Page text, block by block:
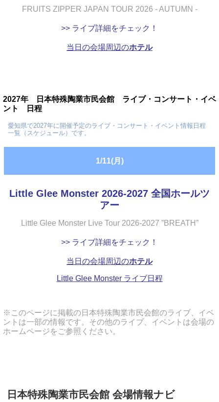
FRUITS ZIPPER JAPAN TOUR 2026 - AUTUMN -
>> ライブ詳細をチェック！
当日の会場周辺のホテル
2027年 日本特殊陶業市民会館 ライブ・コンサート・イベ
ント 日程
愛知県で2027年に開催予定のライブ・コンサート・イベント情報日程
一覧（スケジュール）です。
1/11(月)
Little Glee Monster 2026-2027 全国ホールツ
アー
Little Glee Monster Live Tour 2026-2027 ”BREATH”
>> ライブ詳細をチェック！
当日の会場周辺のホテル
Little Glee Monster ライブ日程
※このページに掲載の日本特殊陶業市民会館のライブ、イベ
ントは一部の情報です。その他のライブ、イベントは会場の
ホームページをご参照ください。
日本特殊陶業市民会館 会場情報ナビ